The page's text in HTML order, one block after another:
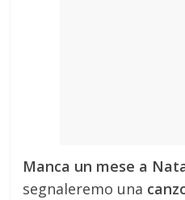
Manca un mese a
segnaleremo una